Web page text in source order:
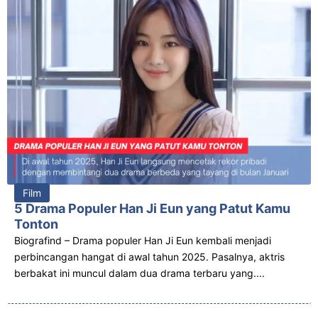
Film
5 Drama Populer Han Ji Eun yang Patut Kamu
Tonton
Biografind – Drama populer Han Ji Eun kembali menjadi
perbincangan hangat di awal tahun 2025. Pasalnya, aktris
berbakat ini muncul dalam dua drama terbaru yang....